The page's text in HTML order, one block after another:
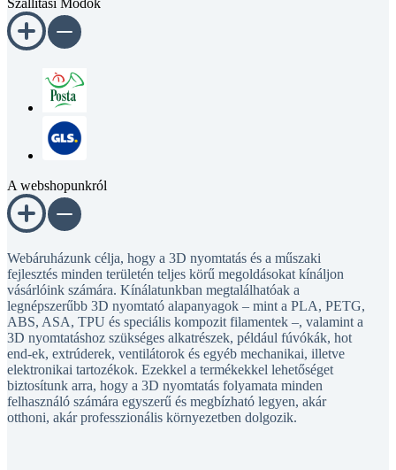
fejlesztés minden területén teljes körű megoldásokat kínáljon
vásárlóink számára. Kínálatunkban megtalálhatóak a
legnépszerűbb 3D nyomtató alapanyagok – mint a PLA, PETG,
ABS, ASA, TPU és speciális kompozit filamentek –, valamint a
3D nyomtatáshoz szükséges alkatrészek, például fúvókák, hot
end-ek, extrúderek, ventilátorok és egyéb mechanikai, illetve
elektronikai tartozékok. Ezekkel a termékekkel lehetőséget
biztosítunk arra, hogy a 3D nyomtatás folyamata minden
felhasználó számára egyszerű és megbízható legyen, akár
otthoni, akár professzionális környezetben dolgozik.